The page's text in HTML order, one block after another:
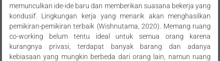
memunculkan ide-ide baru dan memberikan suasana bekerja yang
kondusif. Lingkungan kerja yang menarik akan menghasilkan
pemikiran-pemikiran terbaik (Wishnutama, 2020). Memang ruang
co-working belum tentu ideal untuk semua orang karena
kurangnya privasi, terdapat banyak barang dan adanya
kebiasaan yang mungkin berbeda dari orang lain, namun ruang